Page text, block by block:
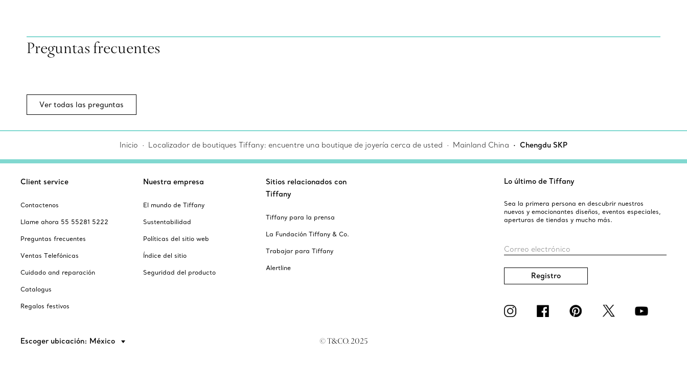
Preguntas frecuentes
Ver todas las preguntas
Inicio Localizador de boutiques Tiffany: encuentre una boutique de joyería cerca de usted Mainland China Chengdu SKP
Client service
Contactenos
Llame ahora 55 55281 5222
Preguntas frecuentes
Ventas Telefónicas
Cuidado and reparación
Catalogus
Regalos festivos
Nuestra empresa
El mundo de Tiffany
Sustentabilidad
Políticas del sitio web
Índice del sitio
Seguridad del producto
Sitios relacionados con
Tiffany
Tiffany para la prensa
La Fundación Tiffany & Co.
Trabajar para Tiffany
Alertline
Lo último de Tiffany
Sea la primera persona en descubrir nuestros
nuevos y emocionantes diseños, eventos especiales,
aperturas de tiendas y mucho más.
Correo electrónico
Registro
Escoger ubicación: México © T&CO. 2025